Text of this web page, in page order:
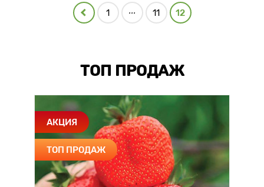
1 ... 11 12
ТОП ПРОДАЖ
АКЦИЯ
ТОП ПРОДАЖ